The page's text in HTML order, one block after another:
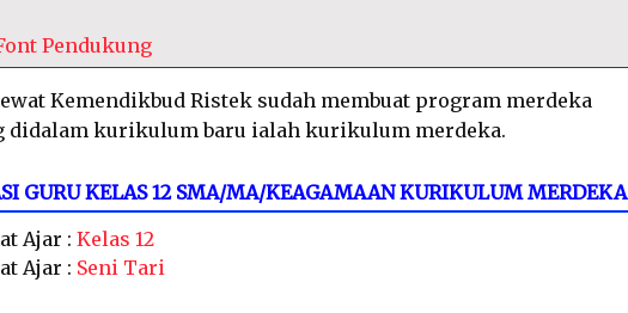
Pendukung
Kemendikbud Ristek sudah membuat program merdeka
didalam kurikulum baru ialah kurikulum merdeka.
GURU KELAS 12 SMA/MA/KEAGAMAAN KURIKULUM MERDEKA
Ajar : Kelas 12
Ajar : Seni Tari